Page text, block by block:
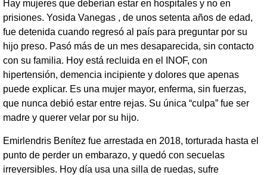
Hay mujeres que deberían estar en hospitales y no en
prisiones. Yosida Vanegas , de unos setenta años de edad,
fue detenida cuando regresó al país para preguntar por su
hijo preso. Pasó más de un mes desaparecida, sin contacto
con su familia. Hoy está recluida en el INOF, con
hipertensión, demencia incipiente y dolores que apenas
puede explicar. Es una mujer mayor, enferma, sin fuerzas,
que nunca debió estar entre rejas. Su única “culpa” fue ser
madre y querer velar por su hijo.
Emirlendris Benítez fue arrestada en 2018, torturada hasta el
punto de perder un embarazo, y quedó con secuelas
irreversibles. Hoy día usa una silla de ruedas, sufre